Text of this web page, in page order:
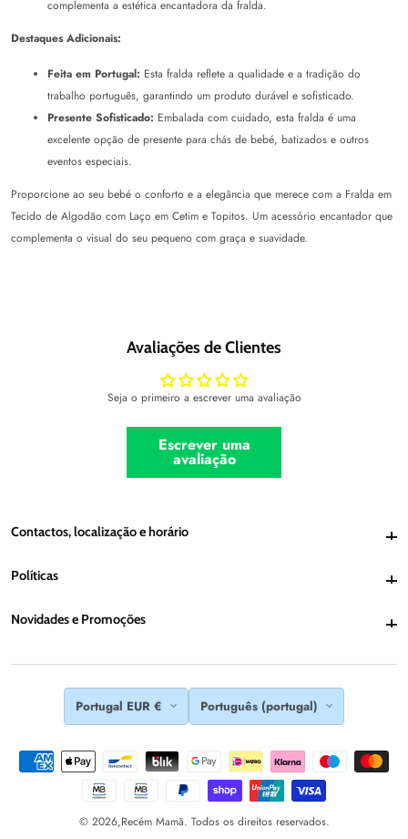
complementa a estética encantadora da fralda.
Destaques Adicionais:
Feita em Portugal: Esta fralda reflete a qualidade e a tradição do
trabalho português, garantindo um produto durável e sofisticado.
Presente Sofisticado: Embalada com cuidado, esta fralda é uma
excelente opção de presente para chás de bebé, batizados e outros
eventos especiais.
Proporcione ao seu bebé o conforto e a elegância que merece com a Fralda em
Tecido de Algodão com Laço em Cetim e Topitos. Um acessório encantador que
complementa o visual do seu pequeno com graça e suavidade.
Avaliações de Clientes
Seja o primeiro a escrever uma avaliação
Escrever uma
avaliação
Contactos, localização e horárioContactos, localização e horário
Políticas
Novidades e PromoçõesNovidades e Promoções
Portugal EUR € Português (portugal)
© 2026,Recém Mamã. Todos os direitos reservados.